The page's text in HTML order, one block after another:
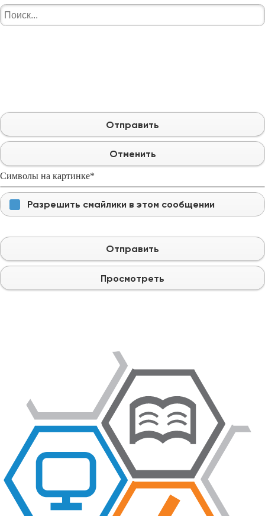
Отправить
Отменить
Символы на картинке*
Разрешить смайлики в этом сообщении
Отправить
Просмотреть